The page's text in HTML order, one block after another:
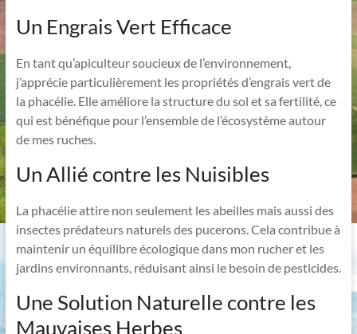
Un Engrais Vert Efficace
En tant qu’apiculteur soucieux de l’environnement,
j’apprécie particulièrement les propriétés d’engrais vert de
la phacélie. Elle améliore la structure du sol et sa fertilité, ce
qui est bénéfique pour l’ensemble de l’écosystème autour
de mes ruches.
Un Allié contre les Nuisibles
La phacélie attire non seulement les abeilles mais aussi des
insectes prédateurs naturels des pucerons. Cela contribue à
maintenir un équilibre écologique dans mon rucher et les
jardins environnants, réduisant ainsi le besoin de pesticides.
Une Solution Naturelle contre les
Mauvaises Herbes